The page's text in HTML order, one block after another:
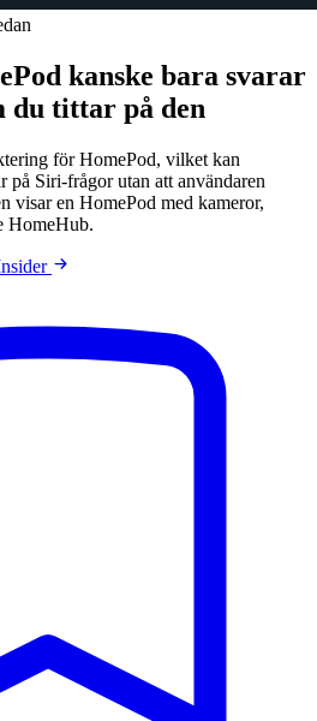
kanske bara svarar
du tittar på den
för HomePod, vilket kan
på Siri-frågor utan att användaren
visar en HomePod med kameror,
HomeHub.